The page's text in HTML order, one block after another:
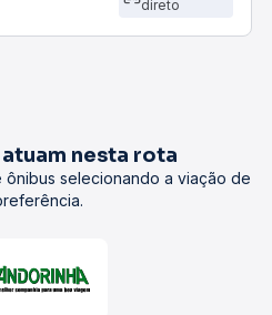
direto
nesta rota
ônibus selecionando a viação de